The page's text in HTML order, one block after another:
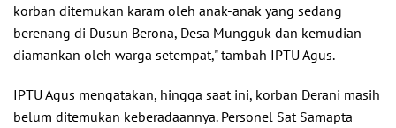
korban ditemukan karam oleh anak-anak yang sedang
berenang di Dusun Berona, Desa Mungguk dan kemudian
diamankan oleh warga setempat," tambah IPTU Agus.
IPTU Agus mengatakan, hingga saat ini, korban Derani masih
belum ditemukan keberadaannya. Personel Sat Samapta